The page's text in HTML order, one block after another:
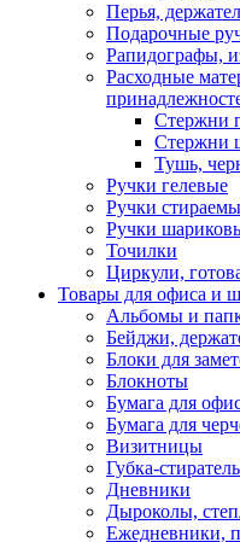
Перья,
Подарочные
Рапидографы,
Расходные
Стержни
Стержни
Тушь,
Ручки гелевые
Ручки
Ручки
Точилки
Циркули,
Товары для офиса и
Альбомы и
Бейджи,
Блоки для
Блокноты
Бумага для
Бумага для
Визитницы
Губка-
Дневники
Дыроколы,
Ежедневники,